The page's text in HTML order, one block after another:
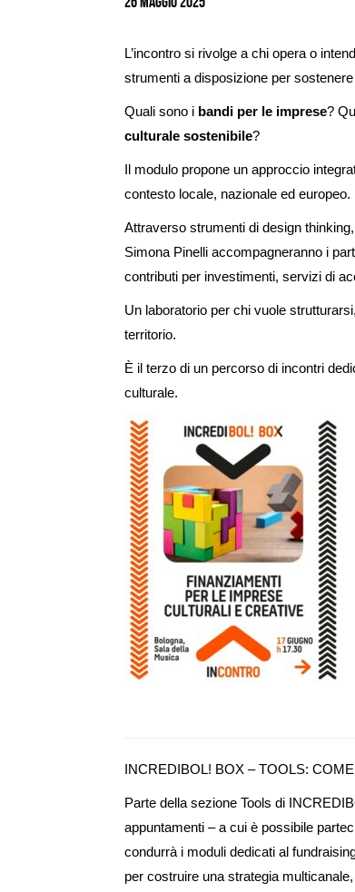
L’incontro si rivolge a chi opera o
strumenti a disposizione per sostenere
Quali sono i bandi per le imprese?
culturale sostenibile?
Il modulo propone un approccio
contesto locale, nazionale ed europeo.
Attraverso strumenti di design
Simona Pinelli accompagneranno i
contributi per investimenti, servizi di
Un laboratorio per chi vuole
territorio.
È il terzo di un percorso di incontri
culturale.
INCREDIBOL! BOX – TOOLS:
Parte della sezione Tools di
appuntamenti – a cui è possibile
condurrà i moduli dedicati al
per costruire una strategia